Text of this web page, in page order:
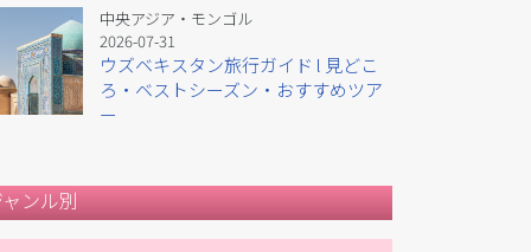
中央アジア・モンゴル
2026-07-31
ウズベキスタン旅行ガイド l 見どこ
ろ・ベストシーズン・おすすめツア
ー
ンル別